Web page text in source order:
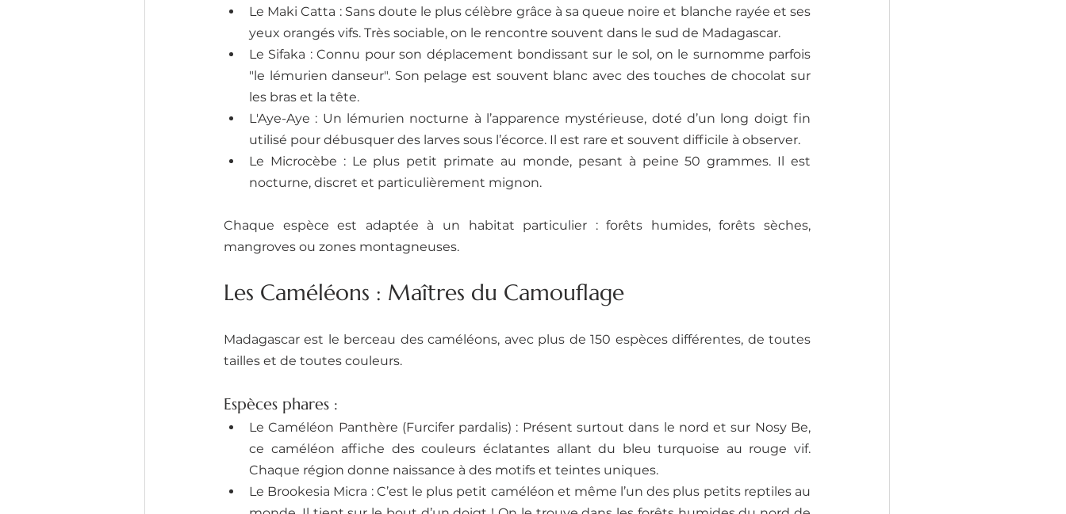
Le Maki Catta : Sans doute le plus célèbre grâce à sa queue noire et blanche rayée et ses
yeux orangés vifs. Très sociable, on le rencontre souvent dans le sud de Madagascar.
Le Sifaka : Connu pour son déplacement bondissant sur le sol, on le surnomme parfois
"le lémurien danseur". Son pelage est souvent blanc avec des touches de chocolat sur
les bras et la tête.
L'Aye-Aye : Un lémurien nocturne à l’apparence mystérieuse, doté d’un long doigt fin
utilisé pour débusquer des larves sous l’écorce. Il est rare et souvent difficile à observer.
Le Microcèbe : Le plus petit primate au monde, pesant à peine 50 grammes. Il est
nocturne, discret et particulièrement mignon.
Chaque espèce est adaptée à un habitat particulier : forêts humides, forêts sèches,
mangroves ou zones montagneuses.
Les Caméléons : Maîtres du Camouflage
Madagascar est le berceau des caméléons, avec plus de 150 espèces différentes, de toutes
tailles et de toutes couleurs.
Espèces phares :
Le Caméléon Panthère (Furcifer pardalis) : Présent surtout dans le nord et sur Nosy Be,
ce caméléon affiche des couleurs éclatantes allant du bleu turquoise au rouge vif.
Chaque région donne naissance à des motifs et teintes uniques.
Le Brookesia Micra : C’est le plus petit caméléon et même l’un des plus petits reptiles au